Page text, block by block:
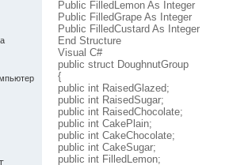
Public FilledLemon As Integer
Public FilledGrape As Integer
Public FilledCustard As Integer
End Structure
Visual C#
public struct DoughnutGroup
{
public int RaisedGlazed;
public int RaisedSugar;
public int RaisedChocolate;
public int CakePlain;
public int CakeChocolate;
public int CakeSugar;
public int FilledLemon;